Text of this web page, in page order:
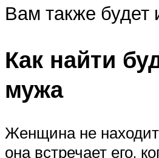
Вам также будет
Как найти
мужа
Женщина не
она встречает его,